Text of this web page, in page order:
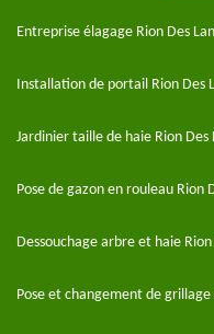
Entreprise élagage Rion Des
Installation de portail Rion Des
Jardinier taille de haie Rion Des
Pose de gazon en rouleau Rion
Dessouchage arbre et haie Rion
Pose et changement de